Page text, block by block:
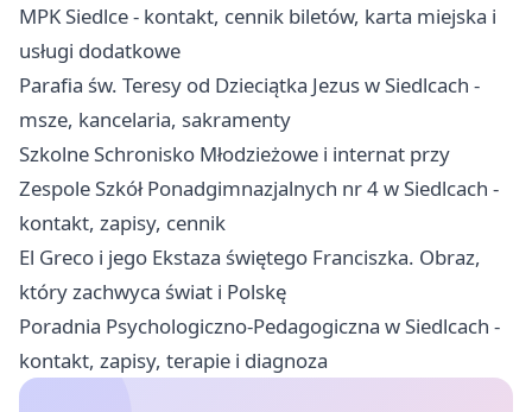
MPK Siedlce - kontakt, cennik biletów, karta miejska i
usługi dodatkowe
Parafia św. Teresy od Dzieciątka Jezus w Siedlcach -
msze, kancelaria, sakramenty
Szkolne Schronisko Młodzieżowe i internat przy
Zespole Szkół Ponadgimnazjalnych nr 4 w Siedlcach -
kontakt, zapisy, cennik
El Greco i jego Ekstaza świętego Franciszka. Obraz,
który zachwyca świat i Polskę
Poradnia Psychologiczno-Pedagogiczna w Siedlcach -
kontakt, zapisy, terapie i diagnoza